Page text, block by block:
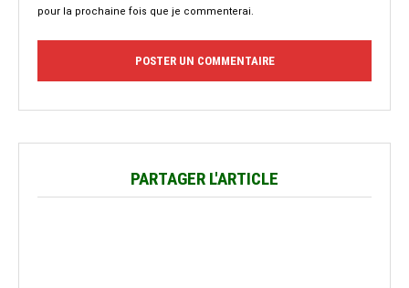
pour la prochaine fois que je commenterai.
PARTAGER L'ARTICLE